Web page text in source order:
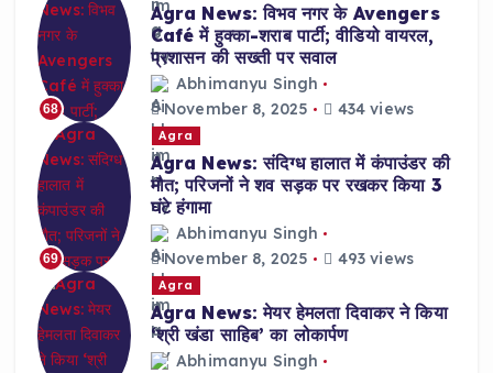
68
Agra News: विभव नगर के Avengers
Café में हुक्का-शराब पार्टी; वीडियो वायरल,
प्रशासन की सख्ती पर सवाल
Abhimanyu Singh
November 8, 2025
434 views
69
Agra
Agra News: संदिग्ध हालात में कंपाउंडर की
मौत; परिजनों ने शव सड़क पर रखकर किया 3
घंटे हंगामा
Abhimanyu Singh
November 8, 2025
493 views
Agra
Agra News: मेयर हेमलता दिवाकर ने किया
‘श्री खंडा साहिब’ का लोकार्पण
Abhimanyu Singh